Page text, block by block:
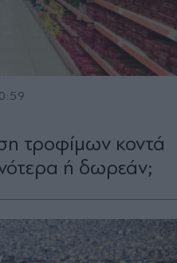
τροφίμων κοντά
ή δωρεάν;